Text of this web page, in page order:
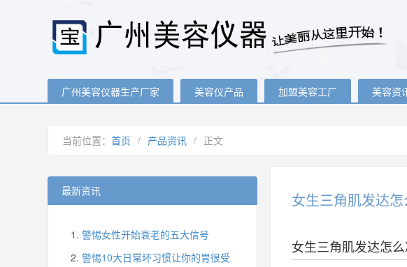
广州美容仪器生产厂家 美容仪产品 加盟美容工厂 美容资
当前位置： 首页 / 产品资讯 / 正文
女生三角肌发达
女生三角肌发达怎
最新资讯
警惕女性开始衰老的五大信号
警惕10大日常坏习惯让你的胃很受